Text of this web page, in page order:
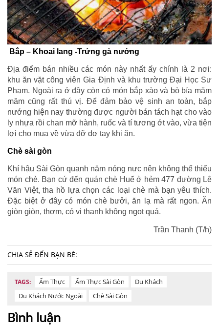
Bắp – Khoai lang -Trứng gà nướng
Địa điểm bán nhiều các món này nhất ấy chính là 2 nơi:
khu ăn vặt công viên Gia Định và khu trường Đại Học Sư
Phạm. Ngoài ra ở đây còn có món bắp xào và bò bía măm
măm cũng rất thú vị. Để đảm bảo vệ sinh an toàn, bắp
nướng hiện nay thường được người bán tách hạt cho vào
ly nhựa rồi chan mỡ hành, ruốc và tí tương ớt vào, vừa tiện
lợi cho mua về vừa đỡ dơ tay khi ăn.
Chè sài gòn
Khí hậu Sài Gòn quanh năm nóng nực nên không thể thiếu
món chè. Bạn cứ đến quán chè Huế ở hẻm 477 đường Lê
Văn Việt, tha hồ lựa chọn các loại chè mà bạn yêu thích.
Đặc biệt ở đây có món chè bưởi, ăn lạ mà rất ngon. Ăn
giòn giòn, thơm, có vị thanh không ngọt quá.
Trần Thanh (T/h)
CHIA SẺ ĐẾN BẠN BÈ:
TAGS: Ẩm Thực Ẩm Thực Sài Gòn
Du Khách
Du Khách Nước Ngoài
Chè Sài Gòn
Bình luận